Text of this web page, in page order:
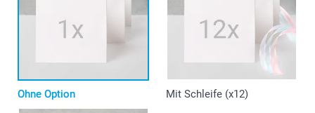
Ohne Option Mit Schleife (x12)